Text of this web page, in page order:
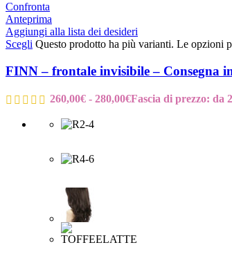
Confronta
Anteprima
Aggiungi alla lista dei desideri
Scegli Questo prodotto ha più varianti. Le opzioni
FINN – frontale invisibile – Consegna
260,00€ - 280,00€Fascia di prezzo: da